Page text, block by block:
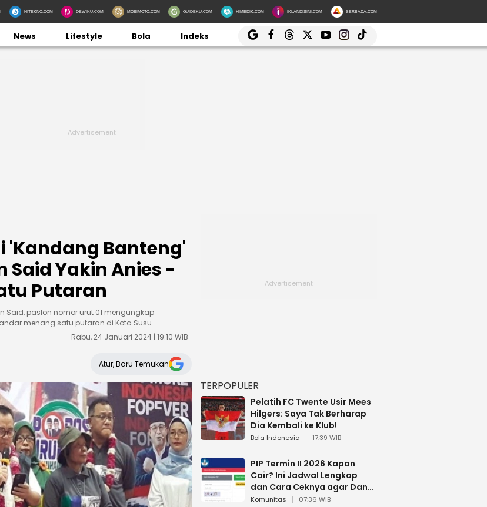
HITEKNO.COM DEWIKU.COM MOBIMOTO.COM GUIDEKU.COM HIMEDIK.COM IKLANDISINI.COM SERBADA.COM
News Lifestyle Bola Indeks
'Kandang Banteng'
Said Yakin Anies -
Putaran
Said, paslon nomor urut 01 mengungkap
menang satu putaran di Kota Susu.
Rabu, 24 Januari 2024 | 19:10 WIB
Atur, Baru Temukan
TERPOPULER
Pelatih FC Twente Usir Mees
Hilgers: Saya Tak Berharap
Dia Kembali ke Klub!
Bola Indonesia 17:39 WIB
PIP Termin II 2026 Kapan
Cair? Ini Jadwal Lengkap
dan Cara Ceknya agar Dana
Tidak Hangus!
Komunitas 07:36 WIB